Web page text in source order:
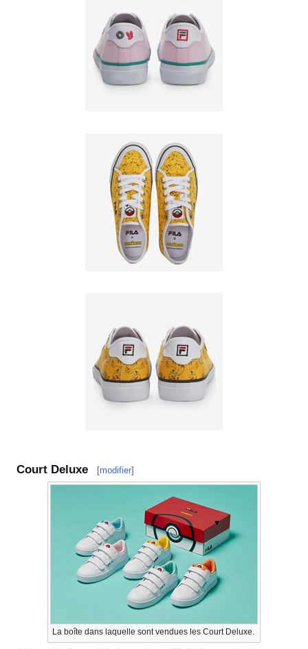
Court Deluxe [modifier]
La boîte dans laquelle sont vendues les Court Deluxe.